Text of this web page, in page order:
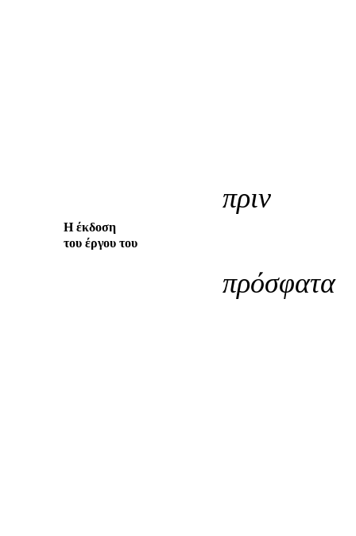
Η έκδοση
του έργου του
πριν
πρόσφατα